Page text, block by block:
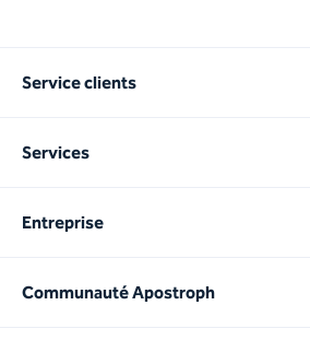
Service clients
Services
Entreprise
Communauté Apostroph